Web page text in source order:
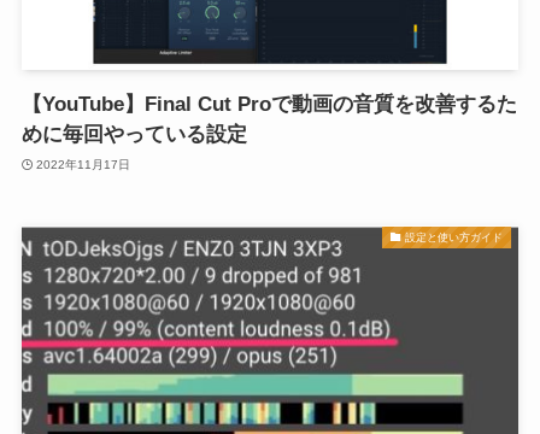
【YouTube】Final Cut Proで動画の音質を改善するた
めに毎回やっている設定
2022年11月17日
設定と使い方ガイド